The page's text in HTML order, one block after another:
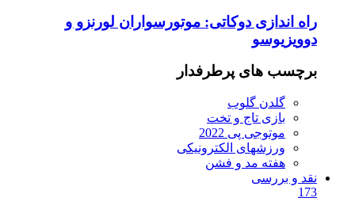
راه اندازی دوکاتی: موتورسواران لورنزو و
دوویزیوسو
برچسب های پرطرفدار
گلدن گلوب
بازی تاج و تخت
موتوجی پی 2022
ورزشهای الکترونیکی
هفته مد و فشن
نقد و بررسی
173